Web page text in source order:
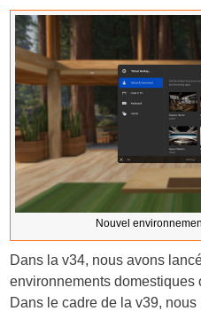
Nouvel
Dans la v34, nous avons
environnements domestiques
Dans le cadre de la v39,